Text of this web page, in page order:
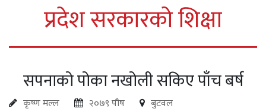
प्रदेश सरकारको शिक्षा
सपनाको पोका नखोली सकिए पाँच बर्ष
कृष्ण मल्ल २०७९ पौष बुटवल